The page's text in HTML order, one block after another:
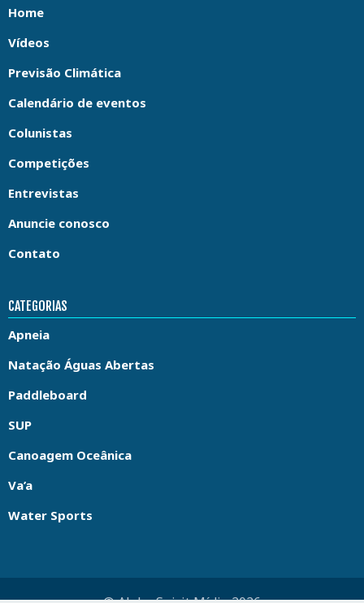
Home
Vídeos
Previsão Climática
Calendário de eventos
Colunistas
Competições
Entrevistas
Anuncie conosco
Contato
CATEGORIAS
Apneia
Natação Águas Abertas
Paddleboard
SUP
Canoagem Oceânica
Va’a
Water Sports